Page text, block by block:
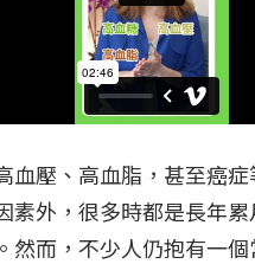
血壓、高血脂，甚至癌症
素外，很多時都是長年
然而，不少人仍抱有一